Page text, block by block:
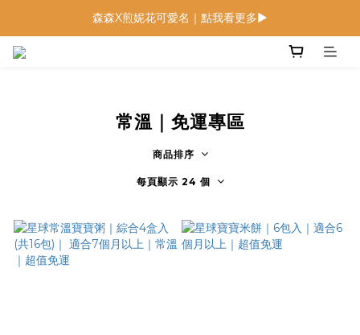
低鈉燉飯燉麵回歸 趕緊補貨！
森森X煎妮花可愛名｜點我看更多▶
常溫｜免運專區
商品排序
每頁顯示 24 個